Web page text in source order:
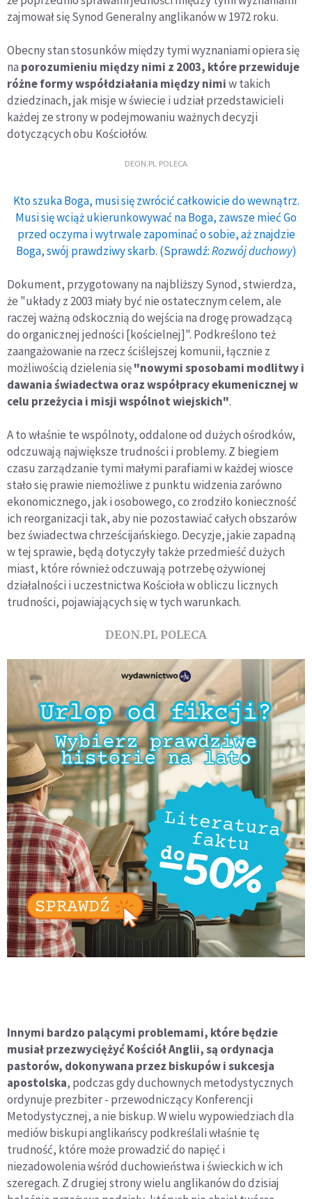
zajmował się Synod Generalny anglikanów w 1972 roku.
Obecny stan stosunków między tymi wyznaniami opiera się
na porozumieniu między nimi z 2003, które przewiduje
różne formy współdziałania między nimiw takich
dziedzinach, jak misje w świecie i udział przedstawicieli
każdej ze strony w podejmowaniu ważnych decyzji
dotyczących obu Kościołów.
DEON.PL POLECA
Kto szuka Boga, musi się zwrócić całkowicie do wewnątrz.
Musi się wciąż ukierunkowywać na Boga, zawsze mieć Go
przed oczyma i wytrwale zapominać o sobie, aż znajdzie
Boga, swój prawdziwy skarb. (Sprawdź:Rozwój duchowy)
Dokument, przygotowany na najbliższy Synod, stwierdza,
że "układy z 2003 miały być nie ostatecznym celem, ale
raczej ważną odskocznią do wejścia na drogę prowadzącą
do organicznej jedności [kościelnej]". Podkreślono też
zaangażowanie na rzecz ściślejszej komunii, łącznie z
możliwością dzielenia się"nowymi sposobami modlitwy i
dawania świadectwa oraz współpracy ekumenicznej w
celu przeżycia i misji wspólnot wiejskich".
A to właśnie te wspólnoty, oddalone od dużych ośrodków,
odczuwają największe trudności i problemy. Z biegiem
czasu zarządzanie tymi małymi parafiami w każdej wiosce
stało się prawie niemożliwe z punktu widzenia zarówno
ekonomicznego, jak i osobowego, co zrodziło konieczność
ich reorganizacji tak, aby nie pozostawiać całych obszarów
bez świadectwa chrześcijańskiego. Decyzje, jakie zapadną
w tej sprawie, będą dotyczyły także przedmieść dużych
miast, które również odczuwają potrzebę ożywionej
działalności i uczestnictwa Kościoła w obliczu licznych
trudności, pojawiających się w tych warunkach.
DEON.PL POLECA
Innymi bardzo palącymi problemami, które będzie
musiał przezwyciężyć Kościół Anglii, są ordynacja
pastorów, dokonywana przez biskupów i sukcesja
apostolska, podczas gdy duchownych metodystycznych
ordynuje prezbiter - przewodniczący Konferencji
Metodystycznej, a nie biskup. W wielu wypowiedziach dla
mediów biskupi anglikańscy podkreślali właśnie tę
trudność, które może prowadzić do napięć i
niezadowolenia wśród duchowieństwa i świeckich w ich
szeregach. Z drugiej strony wielu anglikanów do dzisiaj